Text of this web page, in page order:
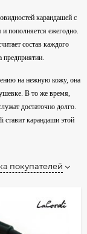
карандашей с
пополняется ежегодно.
состав каждого
предприятии.
на нежную кожу, она
В то же время,
достаточно долго.
ставит карандаши этой
покупателей